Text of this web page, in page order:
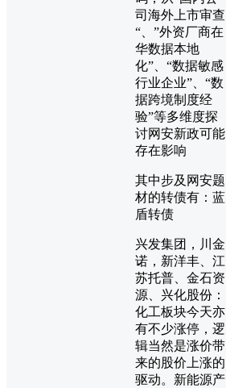
司海外上市审查
“、”外资厂商在
华数据本地
化”、“数据敏感
行业企业”、“数
据跨境制度经
验”等多维度探
讨网安新政可能
存在影响
其中步及网安题
材的转债有：蓝
盾转债
兴发集团，川金
诺，新洋丰、江
苏托普、金石资
源、兴化股份：
化工板块今天亦
有不少涨停，逻
辑当然是涨价带
来的股价上涨的
驱动。新能源产